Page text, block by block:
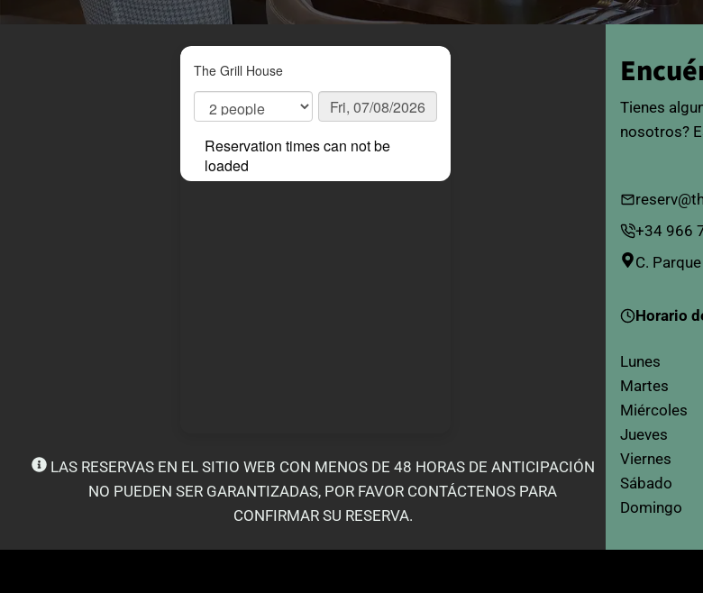
LAS RESERVAS EN EL SITIO WEB CON MENOS DE 48 HORAS DE ANTICIPACIÓN
NO PUEDEN SER GARANTIZADAS, POR FAVOR CONTÁCTENOS PARA
CONFIRMAR SU RESERVA.
Tienes
nosotros?
+34 966
C.
Horario
Lunes
Martes
Miércoles
Jueves
Viernes
Sábado
Domingo